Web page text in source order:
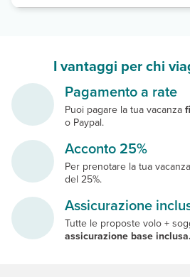
I vantaggi per chi
Pagamento a rate
Puoi pagare la tua vacanza
o Paypal.
Acconto 25%
Per prenotare la tua
del 25%.
Assicurazione
Tutte le proposte volo +
assicurazione base inclusa.